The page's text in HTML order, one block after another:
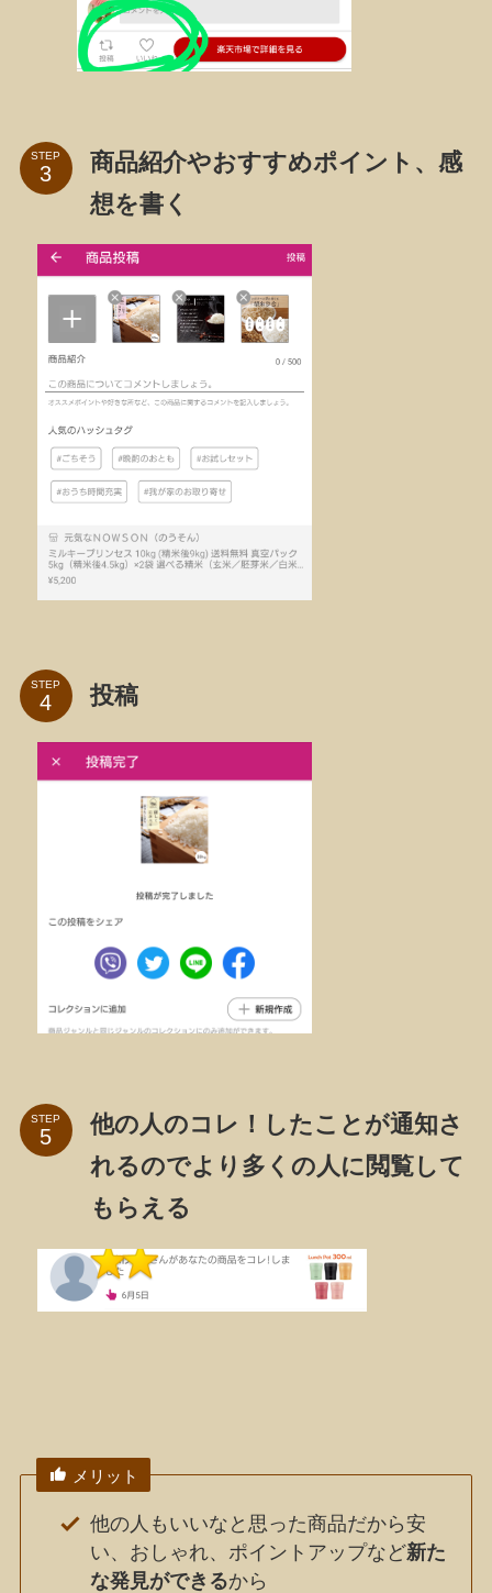
STEP
商品紹介やおすすめポイント、感
想を書く
STEP 投稿
STEP
他の人のコレ！したことが通知さ
れるのでより多くの人に閲覧して
もらえる
メリット
他の人もいいなと思った商品だから安
い、おしゃれ、ポイントアップなど新た
な発見ができるから